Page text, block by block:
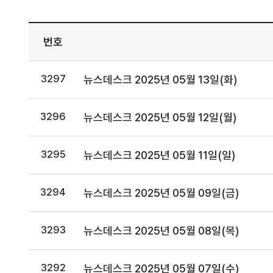
번호
3297 뉴스데스크 2025년 05월 13일(화)
3296 뉴스데스크 2025년 05월 12일(월)
3295 뉴스데스크 2025년 05월 11일(일)
3294 뉴스데스크 2025년 05월 09일(금)
3293 뉴스데스크 2025년 05월 08일(목)
3292 뉴스데스크 2025년 05월 07일(수)